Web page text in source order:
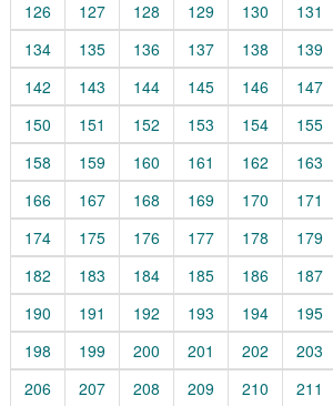
126
127 128 129 130 131
134
135 136 137 138 139
142
143 144 145 146 147
150
151 152 153 154 155
158
159 160 161 162 163
166
167 168 169 170 171
174
175 176 177 178 179
182
183 184 185 186 187
190
191 192 193 194 195
198
199 200 201 202 203
206
207 208 209 210 211